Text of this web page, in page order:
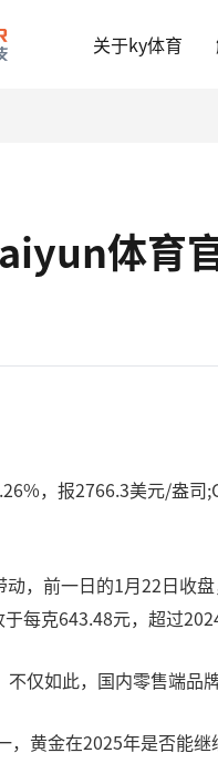
关于ky体育
体育
，报2766.3美元/盎
，前一日的1月22日收
每克643.48元，超过
仅如此，国内零售端品
，黄金在2025年是否能继